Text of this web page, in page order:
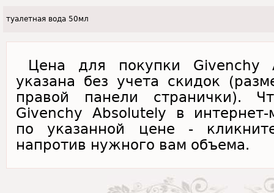
туалетная вода 50мл
Цена для покупки Givenchy
указана без учета скидок
правой панели странички).
Givenchy Absolutely в интернет-
по указанной цене -
напротив нужного вам объема.